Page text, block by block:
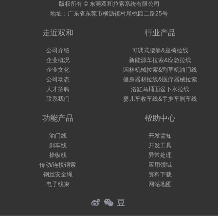
版权所有 © 东莞双和拉索系统有限公司
地址：广东省东莞市横沥镇村尾桃园二路25号
走近双和
公司介绍
企业概况
企业文化
公司动态
人才招聘
联系我们
行业产品
可调式腰靠&座椅拉线
新能源车拉索&应急拉线
园林机械拉索&割草机油门线
健身器材拉线&医疗器械拉索
浴缸马桶面盆下水拉线
婴儿车收车线&手推车刹车线
功能产品
油门线
刹车线
操纵线
传动/连接钢索
钢丝安全绳
电子线束
帮助中心
开发需知
开发工具
异常处理
应用领域
资料下载
网站地图